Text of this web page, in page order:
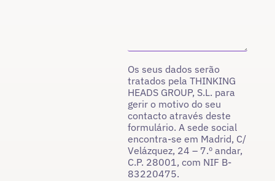
Os seus dados serão
tratados pela THINKING
HEADS GROUP, S.L. para
gerir o motivo do seu
contacto através deste
formulário. A sede social
encontra-se em Madrid, C/
Velázquez, 24 – 7.º andar,
C.P. 28001, com NIF B-
83220475.